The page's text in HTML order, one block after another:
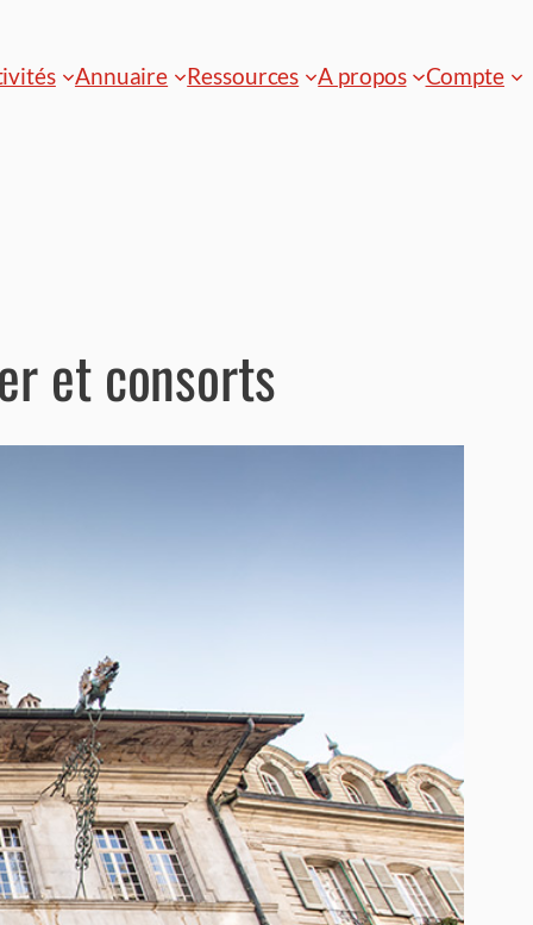
Annuaire Ressources A propos Compte
et consorts